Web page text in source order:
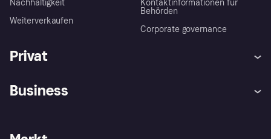
Nachhaltigkeit
Weiterverkaufen
Kontaktinformationen für
Behörden
Corporate governance
Privat
Klarna App
Business
Händlerportal